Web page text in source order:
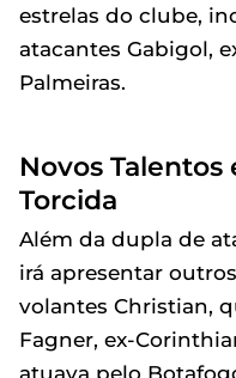
estrelas do clube,
atacantes Gabigol,
Palmeiras.
Novos Talentos
Torcida
Além da dupla de
irá apresentar
volantes Christian,
Fagner, ex-
atuava pelo